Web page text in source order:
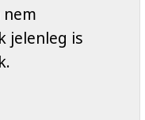
jelenleg is